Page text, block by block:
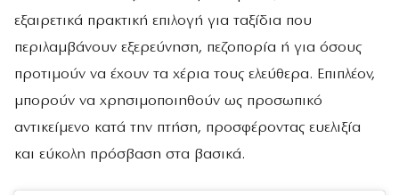
εξαιρετικά πρακτική επιλογή για ταξίδια που
περιλαμβάνουν εξερεύνηση, πεζοπορία ή για όσους
προτιμούν να έχουν τα χέρια τους ελεύθερα. Επιπλέον,
μπορούν να χρησιμοποιηθούν ως προσωπικό
αντικείμενο κατά την πτήση, προσφέροντας ευελιξία
και εύκολη πρόσβαση στα βασικά.